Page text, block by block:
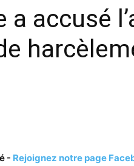
accusé
- Rejoignez notre page